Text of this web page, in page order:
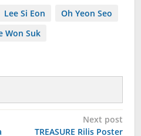
Lee Si Eon
Oh Yeon Seo
Won Suk
Next post
TREASURE Rilis Poster